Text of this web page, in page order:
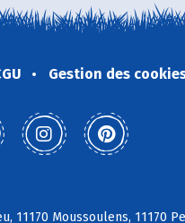
Gestion des
11170 Moussoulens, 11170